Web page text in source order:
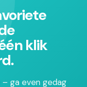
klik
– ga even gedag